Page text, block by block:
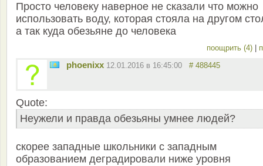
Просто человеку наверное не сказали что можно
использовать воду, которая стояла на другом
а так куда обезьяне до человека
поощрить (4)
phoenixx 12.01.2016 в 16:45:00 # 488445
Quote:
Неужели и правда обезьяны умнее людей?
скорее западные школьники с западным
образованием деградировали ниже уровня